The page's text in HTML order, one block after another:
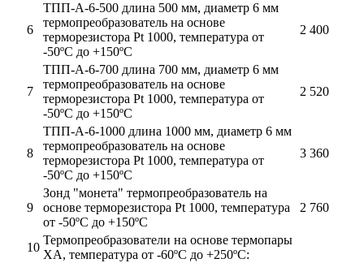
6
ТПП-А-6-500 длина 500 мм, диаметр 6 мм
термопреобразователь на основе
терморезистора Pt 1000, температура от
-50ºС до +150ºС
2 400
7
ТПП-А-6-700 длина 700 мм, диаметр 6 мм
термопреобразователь на основе
терморезистора Pt 1000, температура от
-50ºС до +150ºС
2 520
8
ТПП-А-6-1000 длина 1000 мм, диаметр 6 мм
термопреобразователь на основе
терморезистора Pt 1000, температура от
-50ºС до +150ºС
3 360
9
Зонд "монета" термопреобразователь на
основе терморезистора Pt 1000, температура
от -50ºС до +150ºС
2 760
10
Термопреобразователи на основе термопары
ХА, температура от -60ºС до +250ºС: